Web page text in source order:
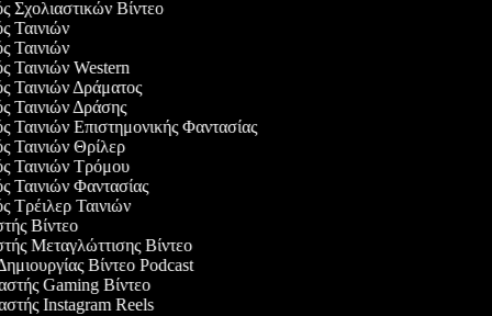
Σχολιαστικών Βίντεο
Ταινιών
Ταινιών
Ταινιών Western
Ταινιών Δράματος
Ταινιών Δράσης
Ταινιών Επιστημονικής Φαντασίας
Ταινιών Θρίλερ
Ταινιών Τρόμου
Ταινιών Φαντασίας
Τρέιλερ Ταινιών
Βίντεο
Μεταγλώττισης Βίντεο
Βίντεο Podcast
Gaming Βίντεο
Instagram Reels